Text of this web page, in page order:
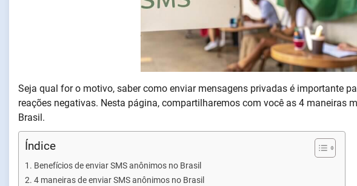
Seja qual for o motivo, saber como enviar mensagens privadas é importante
reações negativas. Nesta página, compartilharemos com você as 4 maneiras
Brasil.
Índice
Benefícios de enviar SMS anônimos no Brasil
4 maneiras de enviar SMS anônimos no Brasil